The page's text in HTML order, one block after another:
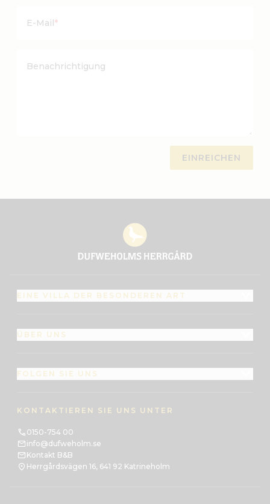
E-Mail*
Benachrichtigung
EINE VILLA DER BESONDEREN ART
ÜBER UNS
FOLGEN SIE UNS
KONTAKTIEREN SIE UNS UNTER
0150-754 00
info@dufweholm.se
Kontakt B&B
Herrgårdsvägen 16, 641 92 Katrineholm